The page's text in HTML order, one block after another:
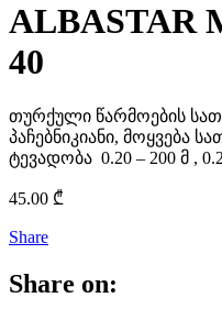
ALBASTAR
40
თურქული წარმოების
პაჩებნიკიანი, მოყვება
ტევადობა 0.20 – 200 მ ,
45.00 ₾
Share
Share on: